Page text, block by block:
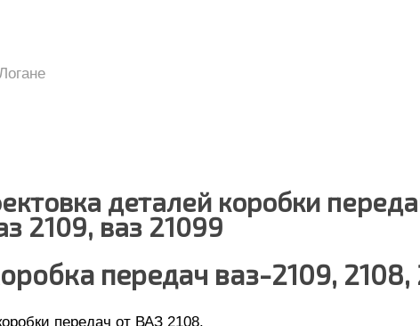
деталей коробки
2109, ваз 21099
передач ваз-2109, 2108,
передач от ВАЗ 2108.